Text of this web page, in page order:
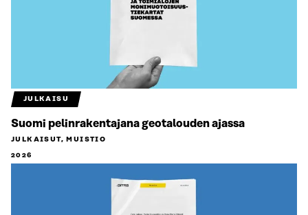
JULKAISU
Suomi pelinrakentajana geotalouden ajassa
JULKAISUT, MUISTIO
2026